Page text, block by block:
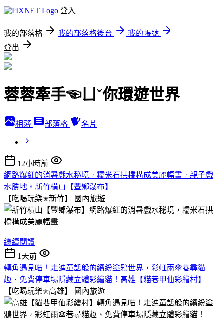
登入
我的部落格 我的部落格後台
我的帳號
登出
蓉蓉牽手☜ㄩˇ你環遊世界
相簿 部落格 名片
12小時前
網路爆紅的消暑戲水秘境，糯米石拱橋構成美麗幅畫，親子戲
水勝地。新竹橫山【豐鄉瀑布】
【吃喝玩樂✭新竹】
國內旅遊
繼續閱讀
1天前
轉角遇見喵！走進童話般的繽紛塗鴉世界，彩虹雨傘巷尋貓
趣、免費停車場隱藏立體彩繪貓！高雄【貓巷甲仙彩繪村】
【吃喝玩樂✭高雄】
國內旅遊